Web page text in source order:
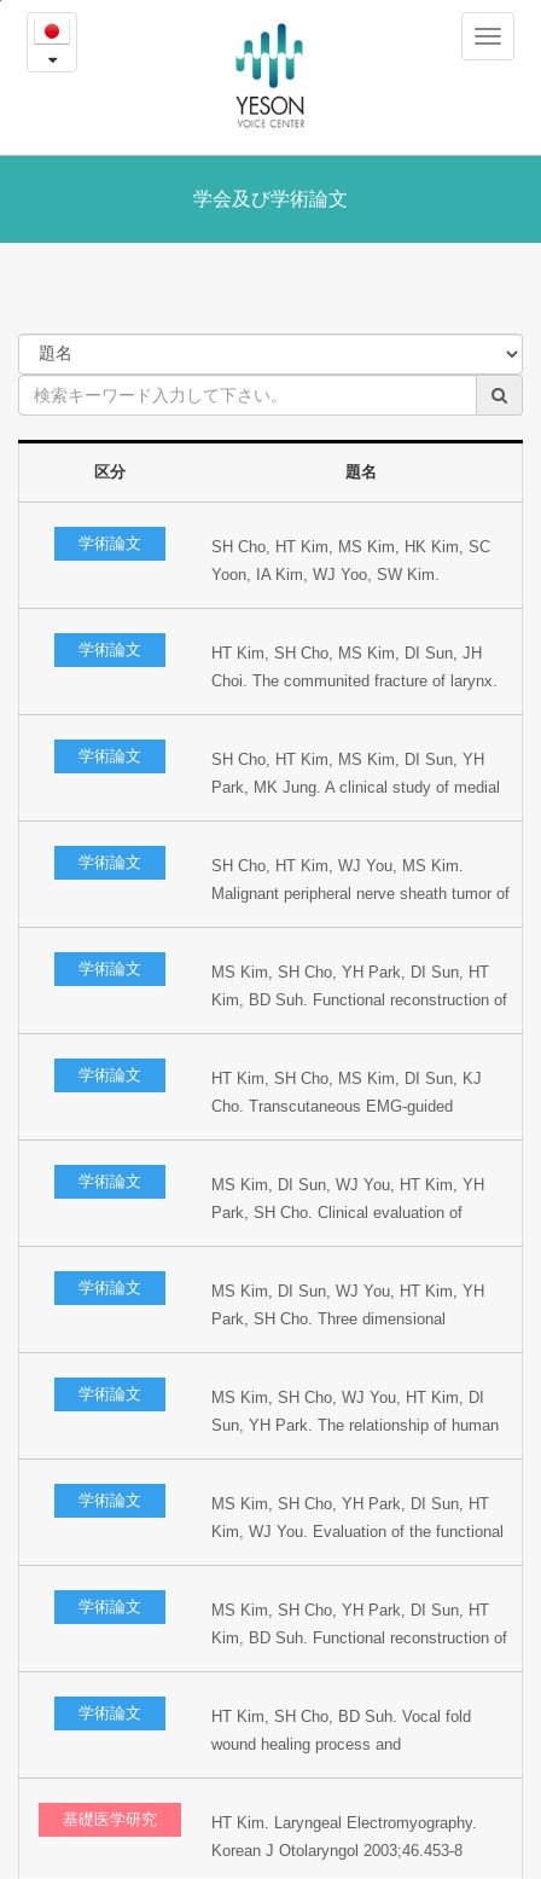
学
会
び
術
文
Toggle
学会及び学術論文
区分 題名
学術論文
SH Cho, HT Kim, MS Kim, HK Kim, SC
Yoon, IA Kim, WJ Yoo, SW Kim.
Neck Oncol 1997;13:161-168.
学術論文
HT Kim, SH Cho, MS Kim, DI Sun, JH
Choi. The communited fracture of larynx.
学術論文
SH Cho, HT Kim, MS Kim, DI Sun, YH
Park, MK Jung. A clinical study of medial
学術論文
SH Cho, HT Kim, WJ You, MS Kim.
Malignant peripheral nerve sheath tumor of
学術論文
MS Kim, SH Cho, YH Park, DI Sun, HT
Kim, BD Suh. Functional reconstruction of
学術論文
HT Kim, SH Cho, MS Kim, DI Sun, KJ
Cho. Transcutaneous EMG-guided
The 2nd East Asian Conference of
Phonosurgery, 1999, Seoul, Korea.
学術論文
MS Kim, DI Sun, WJ You, HT Kim, YH
Park, SH Cho. Clinical evaluation of
Oncology, 1998, Madrid, Spain.
学術論文
MS Kim, DI Sun, WJ You, HT Kim, YH
Park, SH Cho. Three dimensional
on Head and Neck Oncology, 1998,
Madrid, Spain.
学術論文
MS Kim, SH Cho, WJ You, HT Kim, DI
Sun, YH Park. The relationship of human
neck cancer. The Fifth Research
Workshop on the Biology, Prevention and
Treatment of Head and Neck Cancer,
学術論文
MS Kim, SH Cho, YH Park, DI Sun, HT
Kim, WJ You. Evaluation of the functional
the International Association of
Logopedics and Phoniatrics, 1998,
Amsterdam, Netherlands.
学術論文
MS Kim, SH Cho, YH Park, DI Sun, HT
Kim, BD Suh. Functional reconstruction of
Congress on Oral Cancer, 1997, London,
England.
学術論文
HT Kim, SH Cho, BD Suh. Vocal fold
wound healing process and
membrane zone study. XVI World
Congress of Otolaryngology Head and
基礎医学研究
HT Kim. Laryngeal Electromyography.
Korean J Otolaryngol 2003;46.453-8